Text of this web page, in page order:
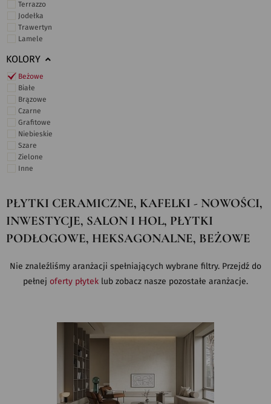
Terrazzo
Jodełka
Trawertyn
Lamele
KOLORY
Beżowe
Białe
Brązowe
Czarne
Grafitowe
Niebieskie
Szare
Zielone
Inne
PŁYTKI CERAMICZNE, KAFELKI - NOWOŚCI,
INWESTYCJE, SALON I HOL, PŁYTKI
PODŁOGOWE, HEKSAGONALNE, BEŻOWE
Nie znaleźliśmy aranżacji spełniających wybrane filtry. Przejdź do
pełnej oferty płytek lub zobacz nasze pozostałe aranżacje.